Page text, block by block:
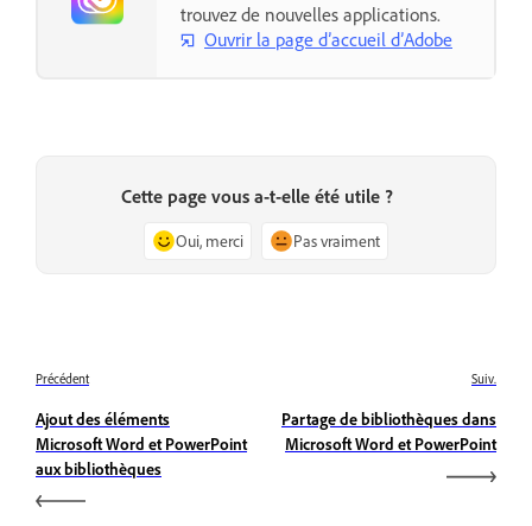
trouvez de nouvelles applications.
Ouvrir la page d’accueil d’Adobe
Cette page vous a-t-elle été utile ?
Oui, merci Pas vraiment
Précédent
Ajout des éléments
Microsoft Word et PowerPoint
aux bibliothèques
Suiv.
Partage de bibliothèques dans
Microsoft Word et PowerPoint